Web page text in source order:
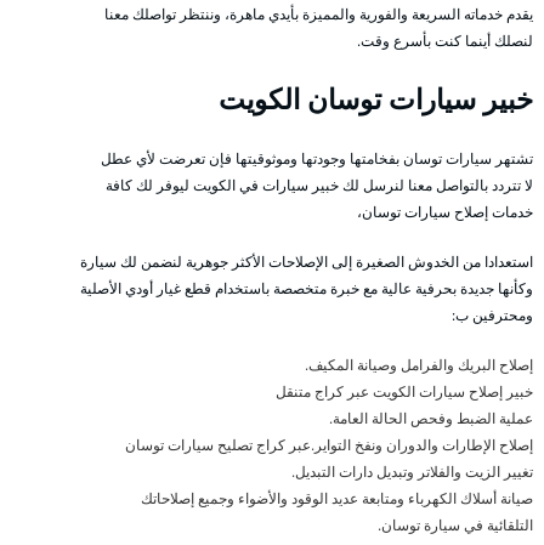
يقدم خدماته السريعة والفورية والمميزة بأيدي ماهرة، وننتظر تواصلك معنا
لنصلك أينما كنت بأسرع وقت.
خبير سيارات توسان الكويت
تشتهر سيارات توسان بفخامتها وجودتها وموثوقيتها فإن تعرضت لأي عطل
لا تتردد بالتواصل معنا لنرسل لك خبير سيارات في الكويت ليوفر لك كافة
خدمات إصلاح سيارات توسان،
استعدادا من الخدوش الصغيرة إلى الإصلاحات الأكثر جوهرية لنضمن لك سيارة
وكأنها جديدة بحرفية عالية مع خبرة متخصصة باستخدام قطع غيار أودي الأصلية
ومحترفين ب:
إصلاح البريك والفرامل وصيانة المكيف.
خبير إصلاح سيارات الكويت عبر كراج متنقل
عملية الضبط وفحص الحالة العامة.
إصلاح الإطارات والدوران ونفخ التواير.عبر كراج تصليح سيارات توسان
تغيير الزيت والفلاتر وتبديل دارات التبديل.
صيانة أسلاك الكهرباء ومتابعة عديد الوقود والأضواء وجميع إصلاحاتك
التلقائية في سيارة توسان.